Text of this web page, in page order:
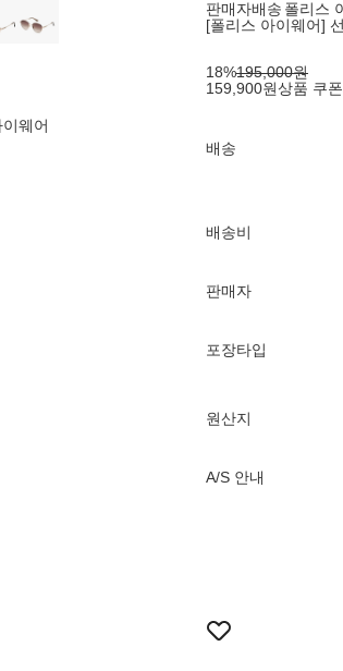
웨어
판매자배송 폴리스
[폴리스 아이웨어]
18%195,000원
159,900원상품 쿠
배송
배송비
판매자
포장타입
원산지
A/S 안내